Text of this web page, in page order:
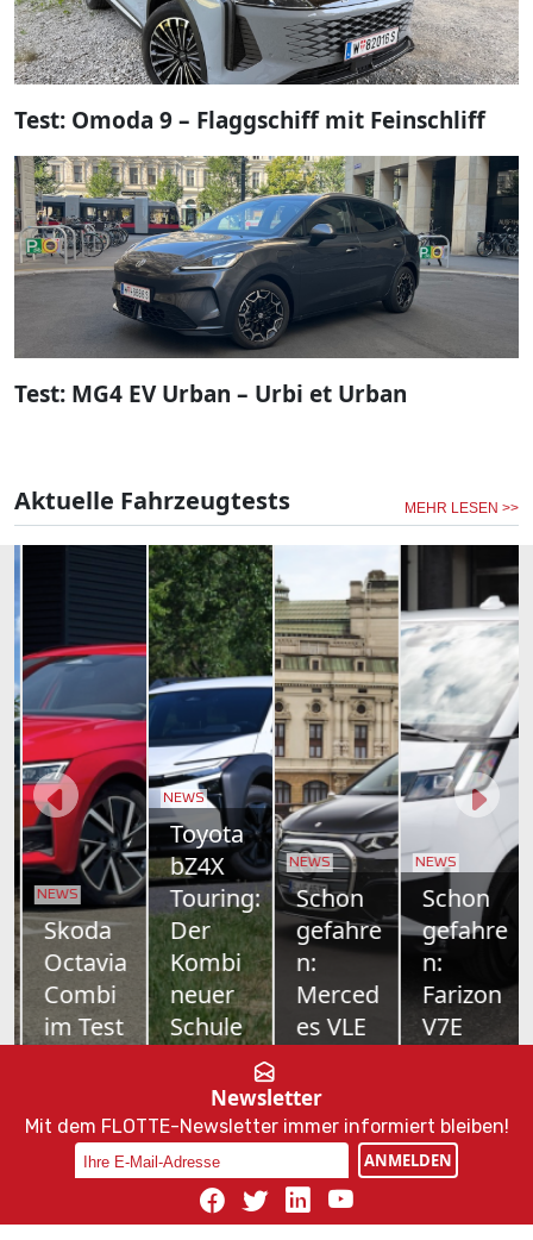
Test: Omoda 9 – Flaggschiff mit Feinschliff
Test: MG4 EV Urban – Urbi et Urban
Aktuelle Fahrzeugtests MEHR LESEN >>
NEWS
Skoda
Octavia
Combi
im Test
ja auch
nicht sein.
NEWS
Toyota
bZ4X
Touring:
Der
Kombi
neuer
Schule
Offensive
nimmt
Fahrt auf –
und mit ihr
die Familie
NEWS
Schon
gefahre
n:
Merced
es VLE
Reichweite,
Platz für
bis zu acht
Personen
und
NEWS
Schon
gefahre
n:
Farizon
V7E
Geely-
Tochter
Newsletter
Mit dem FLOTTE-Newsletter immer informiert bleiben!
ANMELDEN